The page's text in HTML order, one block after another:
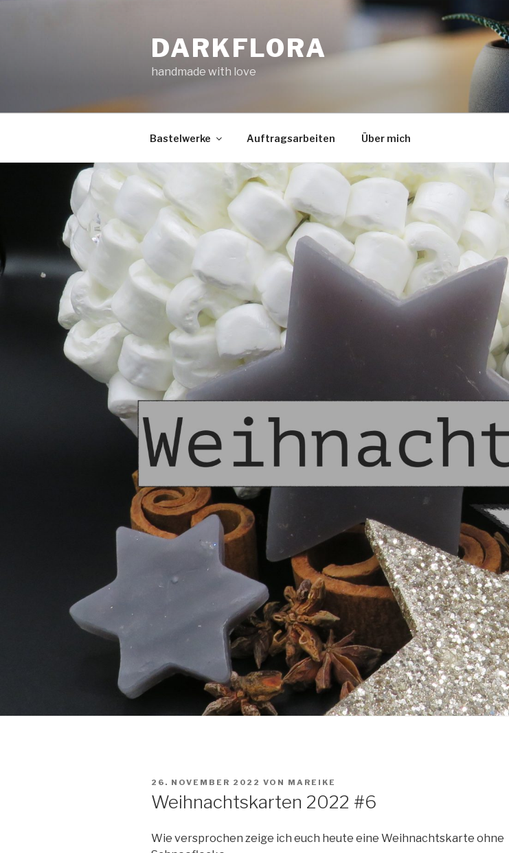
DARKFLORA
handmade with love
Bastelwerke Auftragsarbeiten Über mich
VERÖFFENTLICHT
26. NOVEMBER 2022 VON MAREIKE
Weihnachtskarten 2022 #6
Wie versprochen zeige ich euch heute eine Weihnachtskarte ohne